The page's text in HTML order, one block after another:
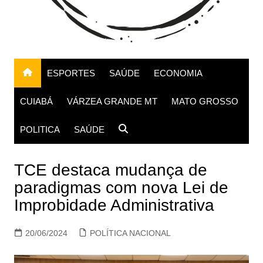
ESPORTES SAÚDE ECONOMIA
CUIABÁ VÁRZEA GRANDE MT MATO GROSSO
POLITICA SAÚDE
TCE destaca mudança de
paradigmas com nova Lei de
Improbidade Administrativa
20/06/2024 POLÍTICA NACIONAL